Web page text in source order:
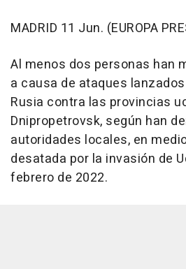
MADRID 11 Jun. (EUROPA
Al menos dos personas han
a causa de ataques
Rusia contra las provincias
Dnipropetrovsk, según han
autoridades locales, en
desatada por la invasión de
febrero de 2022.